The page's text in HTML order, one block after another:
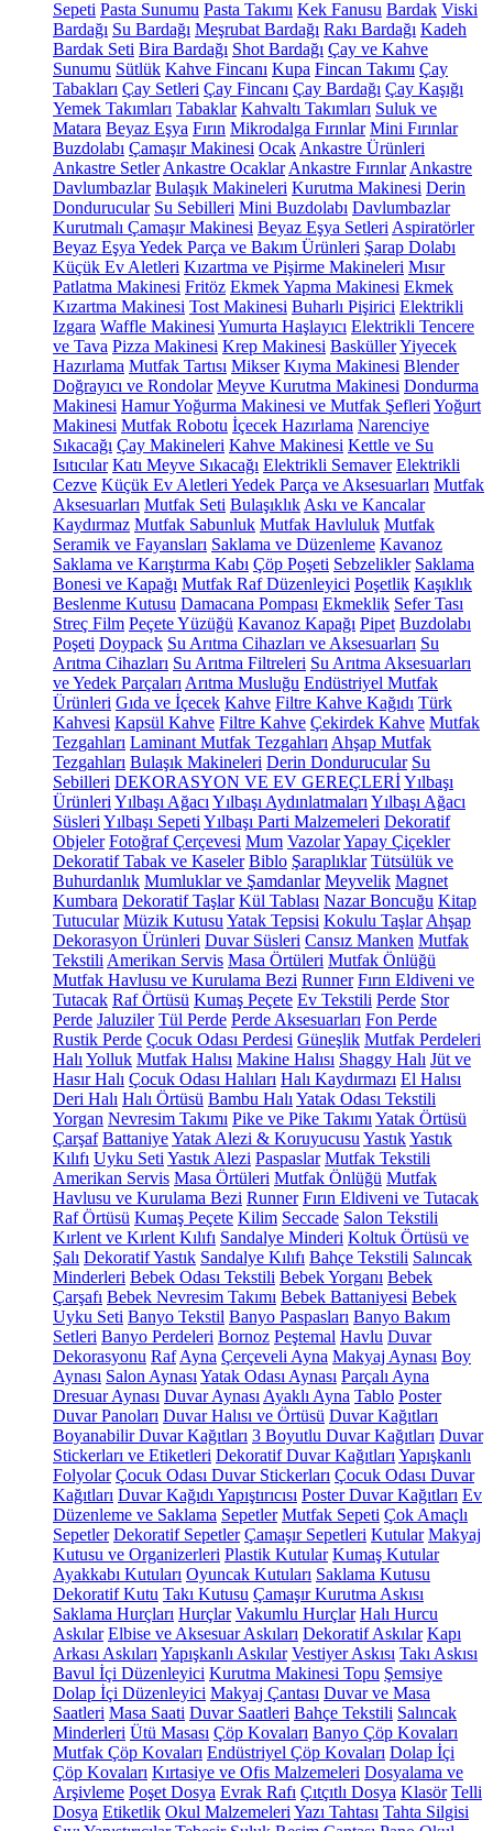
Sepeti Pasta Sunumu Pasta Takımı Kek Fanusu Bardak Viski
Bardağı Su Bardağı Meşrubat Bardağı Rakı Bardağı Kadeh
Bardak Seti Bira Bardağı Shot Bardağı Çay ve Kahve
Sunumu Sütlük Kahve Fincanı Kupa Fincan Takımı Çay
Tabakları Çay Setleri Çay Fincanı Çay Bardağı Çay Kaşığı
Yemek Takımları Tabaklar Kahvaltı Takımları Suluk ve
Matara Beyaz Eşya Fırın Mikrodalga Fırınlar Mini Fırınlar
Buzdolabı Çamaşır Makinesi Ocak Ankastre Ürünleri
Ankastre Setler Ankastre Ocaklar Ankastre Fırınlar Ankastre
Davlumbazlar Bulaşık Makineleri Kurutma Makinesi Derin
Dondurucular Su Sebilleri Mini Buzdolabı Davlumbazlar
Kurutmalı Çamaşır Makinesi Beyaz Eşya Setleri Aspiratörler
Beyaz Eşya Yedek Parça ve Bakım Ürünleri Şarap Dolabı
Küçük Ev Aletleri Kızartma ve Pişirme Makineleri Mısır
Patlatma Makinesi Fritöz Ekmek Yapma Makinesi Ekmek
Kızartma Makinesi Tost Makinesi Buharlı Pişirici Elektrikli
Izgara Waffle Makinesi Yumurta Haşlayıcı Elektrikli Tencere
ve Tava Pizza Makinesi Krep Makinesi BasküllerYiyecek
Hazırlama Mutfak Tartısı Mikser Kıyma Makinesi Blender
Doğrayıcı ve Rondolar Meyve Kurutma Makinesi Dondurma
Makinesi Hamur Yoğurma Makinesi ve Mutfak Şefleri Yoğurt
Makinesi Mutfak Robotu İçecek Hazırlama Narenciye
Sıkacağı Çay Makineleri Kahve Makinesi Kettle ve Su
Isıtıcılar Katı Meyve Sıkacağı Elektrikli Semaver Elektrikli
Cezve Küçük Ev Aletleri Yedek Parça ve Aksesuarları Mutfak
Aksesuarları Mutfak Seti Bulaşıklık Askı ve Kancalar
Kaydırmaz Mutfak Sabunluk Mutfak Havluluk Mutfak
Seramik ve Fayansları Saklama ve Düzenleme Kavanoz
Saklama ve Karıştırma Kabı Çöp Poşeti Sebzelikler Saklama
Bonesi ve Kapağı Mutfak Raf Düzenleyici Poşetlik Kaşıklık
Beslenme Kutusu Damacana Pompası Ekmeklik Sefer Tası
Streç Film Peçete Yüzüğü Kavanoz Kapağı Pipet Buzdolabı
Poşeti Doypack Su Arıtma Cihazları ve Aksesuarları Su
Arıtma Cihazları Su Arıtma Filtreleri Su Arıtma Aksesuarları
ve Yedek Parçaları Arıtma Musluğu Endüstriyel Mutfak
Ürünleri Gıda ve İçecek Kahve Filtre Kahve Kağıdı Türk
Kahvesi Kapsül Kahve Filtre Kahve Çekirdek Kahve Mutfak
Tezgahları Laminant Mutfak Tezgahları Ahşap Mutfak
Tezgahları Bulaşık Makineleri Derin Dondurucular Su
Sebilleri DEKORASYON VE EV GEREÇLERİYılbaşı
Ürünleri Yılbaşı Ağacı Yılbaşı Aydınlatmaları Yılbaşı Ağacı
Süsleri Yılbaşı Sepeti Yılbaşı Parti Malzemeleri Dekoratif
Objeler Fotoğraf Çerçevesi Mum VazolarYapay Çiçekler
Dekoratif Tabak ve Kaseler Biblo Şaraplıklar Tütsülük ve
Buhurdanlık Mumluklar ve Şamdanlar Meyvelik Magnet
Kumbara Dekoratif Taşlar Kül Tablası Nazar Boncuğu Kitap
Tutucular Müzik Kutusu Yatak Tepsisi Kokulu Taşlar Ahşap
Dekorasyon Ürünleri Duvar Süsleri Cansız Manken Mutfak
Tekstili Amerikan Servis Masa Örtüleri Mutfak Önlüğü
Mutfak Havlusu ve Kurulama Bezi Runner Fırın Eldiveni ve
Tutacak Raf Örtüsü Kumaş Peçete Ev Tekstili Perde Stor
Perde Jaluziler Tül Perde Perde Aksesuarları Fon Perde
Rustik Perde Çocuk Odası Perdesi Güneşlik Mutfak Perdeleri
Halı Yolluk Mutfak Halısı Makine Halısı Shaggy Halı Jüt ve
Hasır Halı Çocuk Odası Halıları Halı Kaydırmazı El Halısı
Deri Halı Halı Örtüsü Bambu Halı Yatak Odası Tekstili
Yorgan Nevresim Takımı Pike ve Pike Takımı Yatak Örtüsü
Çarşaf BattaniyeYatak Alezi & Koruyucusu YastıkYastık
Kılıfı Uyku Seti Yastık Alezi Paspaslar Mutfak Tekstili
Amerikan Servis Masa Örtüleri Mutfak Önlüğü Mutfak
Havlusu ve Kurulama Bezi Runner Fırın Eldiveni ve Tutacak
Raf Örtüsü Kumaş Peçete Kilim Seccade Salon Tekstili
Kırlent ve Kırlent Kılıfı Sandalye Minderi Koltuk Örtüsü ve
Şalı Dekoratif Yastık Sandalye Kılıfı Bahçe Tekstili Salıncak
Minderleri Bebek Odası Tekstili Bebek Yorganı Bebek
Çarşafı Bebek Nevresim Takımı Bebek Battaniyesi Bebek
Uyku Seti Banyo Tekstil Banyo Paspasları Banyo Bakım
Setleri Banyo Perdeleri Bornoz Peştemal Havlu Duvar
Dekorasyonu Raf Ayna Çerçeveli Ayna Makyaj Aynası Boy
Aynası Salon Aynası Yatak Odası Aynası Parçalı Ayna
Dresuar Aynası Duvar Aynası Ayaklı Ayna Tablo Poster
Duvar Panoları Duvar Halısı ve Örtüsü Duvar Kağıtları
Boyanabilir Duvar Kağıtları 3 Boyutlu Duvar Kağıtları Duvar
Stickerları ve Etiketleri Dekoratif Duvar Kağıtları Yapışkanlı
Folyolar Çocuk Odası Duvar Stickerları Çocuk Odası Duvar
Kağıtları Duvar Kağıdı Yapıştırıcısı Poster Duvar Kağıtları Ev
Düzenleme ve Saklama Sepetler Mutfak Sepeti Çok Amaçlı
Sepetler Dekoratif Sepetler Çamaşır Sepetleri Kutular Makyaj
Kutusu ve Organizerleri Plastik Kutular Kumaş Kutular
Ayakkabı Kutuları Oyuncak Kutuları Saklama Kutusu
Dekoratif Kutu Takı Kutusu Çamaşır Kurutma Askısı
Saklama Hurçları Hurçlar Vakumlu Hurçlar Halı Hurcu
Askılar Elbise ve Aksesuar Askıları Dekoratif Askılar Kapı
Arkası Askıları Yapışkanlı Askılar Vestiyer Askısı Takı Askısı
Bavul İçi Düzenleyici Kurutma Makinesi Topu Şemsiye
Dolap İçi Düzenleyici Makyaj Çantası Duvar ve Masa
Saatleri Masa Saati Duvar Saatleri Bahçe Tekstili Salıncak
Minderleri Ütü Masası Çöp Kovaları Banyo Çöp Kovaları
Mutfak Çöp Kovaları Endüstriyel Çöp Kovaları Dolap İçi
Çöp Kovaları Kırtasiye ve Ofis Malzemeleri Dosyalama ve
Arşivleme Poşet Dosya Evrak Rafı Çıtçıtlı Dosya Klasör Telli
Dosya Etiketlik Okul Malzemeleri Yazı Tahtası Tahta Silgisi